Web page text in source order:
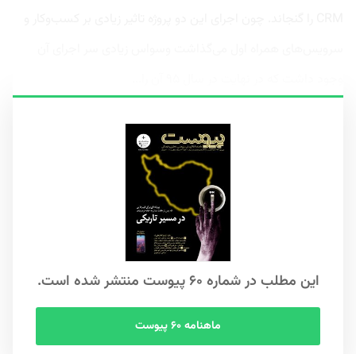
این مطلب در شماره ۶۰ پیوست منتشر شده است.
ماهنامه ۶۰ پیوست